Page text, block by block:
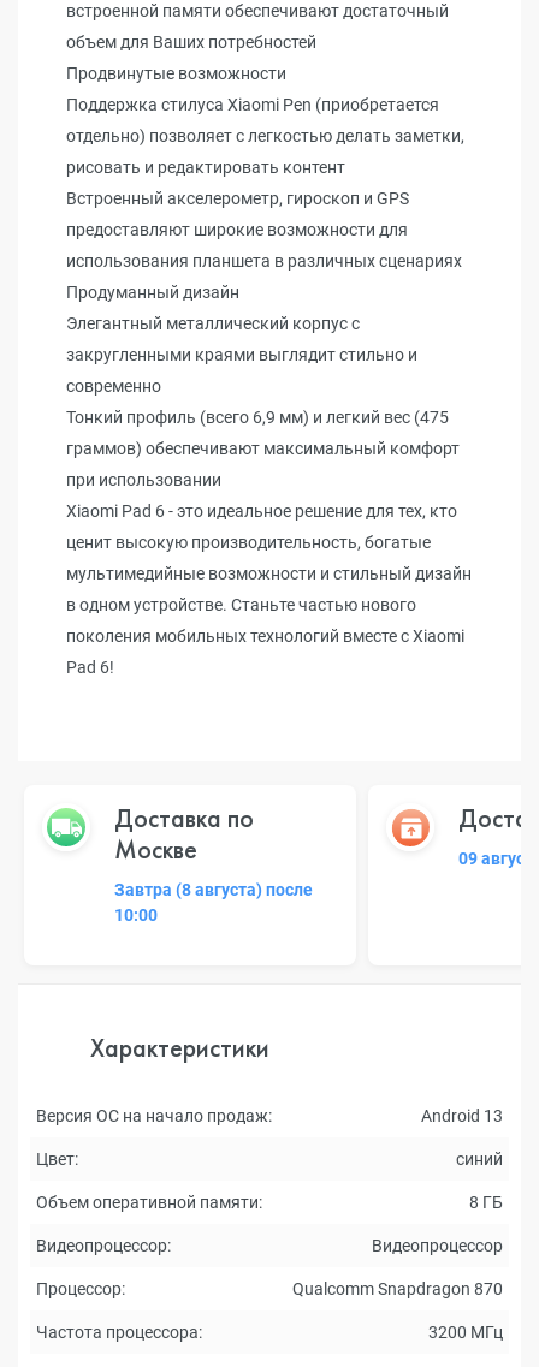
встроенной памяти обеспечивают достаточный
объем для Ваших потребностей
Продвинутые возможности
Поддержка стилуса Xiaomi Pen (приобретается
отдельно) позволяет с легкостью делать заметки,
рисовать и редактировать контент
Встроенный акселерометр, гироскоп и GPS
предоставляют широкие возможности для
использования планшета в различных сценариях
Продуманный дизайн
Элегантный металлический корпус с
закругленными краями выглядит стильно и
современно
Тонкий профиль (всего 6,9 мм) и легкий вес (475
граммов) обеспечивают максимальный комфорт
при использовании
Xiaomi Pad 6 - это идеальное решение для тех, кто
ценит высокую производительность, богатые
мультимедийные возможности и стильный дизайн
в одном устройстве. Станьте частью нового
поколения мобильных технологий вместе с Xiaomi
Pad 6!
Доставка по
Москве
Завтра (8 августа) после
10:00
09
Характеристики
Версия ОС на начало продаж: Android 13
Цвет: синий
Объем оперативной памяти: 8 ГБ
Видеопроцессор: Видеопроцессор
Процессор: Qualcomm Snapdragon 870
Частота процессора: 3200 МГц